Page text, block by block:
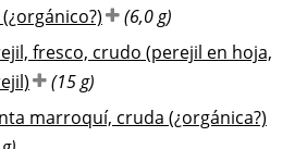
(6,0 g)
fresco, crudo (perejil en hoja,
(15 g)
marroquí, cruda (¿orgánica?)